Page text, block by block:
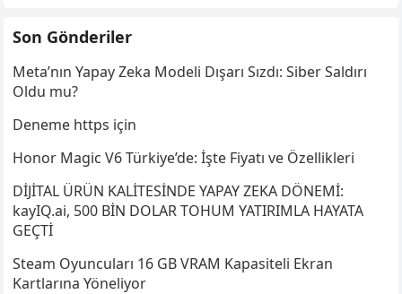
Son Gönderiler
Meta’nın Yapay Zeka Modeli Dışarı Sızdı: Siber Saldırı
Oldu mu?
Deneme https için
Honor Magic V6 Türkiye’de: İşte Fiyatı ve Özellikleri
DİJİTAL ÜRÜN KALİTESİNDE YAPAY ZEKA DÖNEMİ:
kayIQ.ai, 500 BİN DOLAR TOHUM YATIRIMLA HAYATA
GEÇTİ
Steam Oyuncuları 16 GB VRAM Kapasiteli Ekran
Kartlarına Yöneliyor